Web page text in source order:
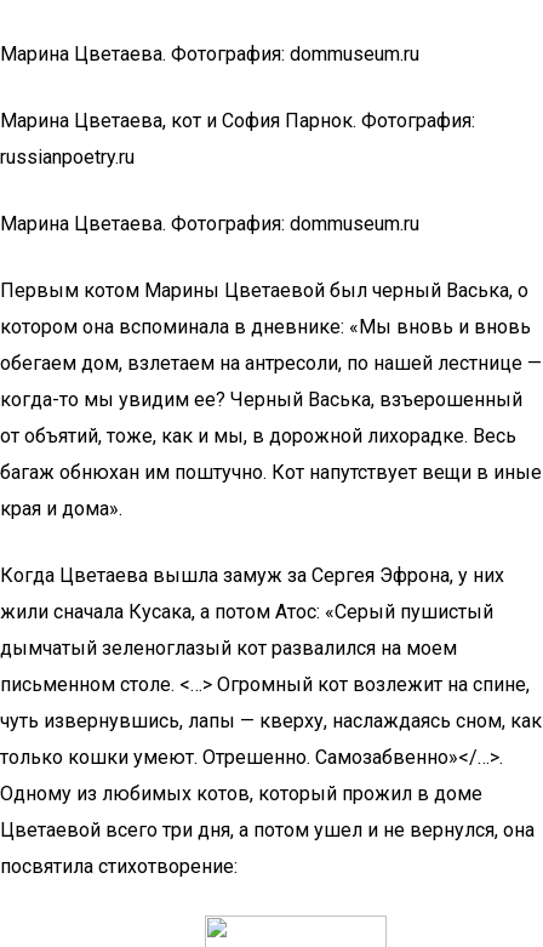
Марина Цветаева. Фотография: dommuseum.ru
Марина Цветаева, кот и София Парнок. Фотография:
russianpoetry.ru
Марина Цветаева. Фотография: dommuseum.ru
Первым котом Марины Цветаевой был черный Васька, о
котором она вспоминала в дневнике: «Мы вновь и вновь
обегаем дом, взлетаем на антресоли, по нашей лестнице —
когда-то мы увидим ее? Черный Васька, взъерошенный
от объятий, тоже, как и мы, в дорожной лихорадке. Весь
багаж обнюхан им поштучно. Кот напутствует вещи в иные
края и дома».
Когда Цветаева вышла замуж за Сергея Эфрона, у них
жили сначала Кусака, а потом Атос: «Серый пушистый
дымчатый зеленоглазый кот развалился на моем
письменном столе. <…> Огромный кот возлежит на спине,
чуть извернувшись, лапы — кверху, наслаждаясь сном, как
только кошки умеют. Отрешенно. Самозабвенно»</…>.
Одному из любимых котов, который прожил в доме
Цветаевой всего три дня, а потом ушел и не вернулся, она
посвятила стихотворение: